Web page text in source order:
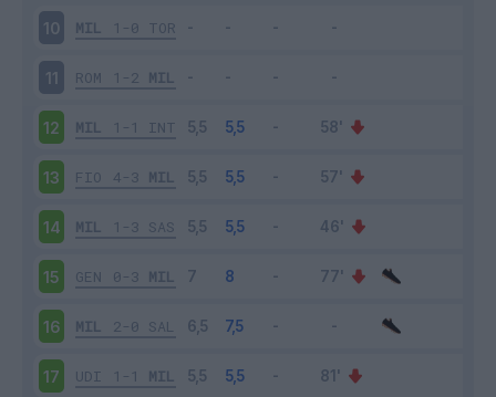
10 MIL 1-0 TOR
11 ROM 1-2 MIL
12 MIL 1-1 INT
13 FIO 4-3 MIL
14 MIL 1-3 SAS
15 GEN 0-3 MIL
16 MIL 2-0 SAL
17 UDI 1-1 MIL